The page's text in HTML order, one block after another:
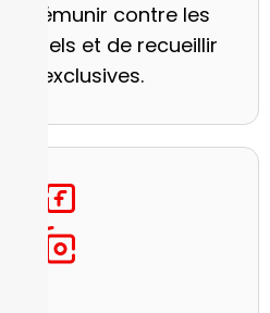
prémunir contre les
et de recueillir
exclusives.